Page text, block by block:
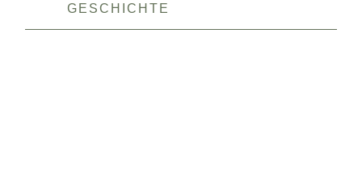
GESCHICHTE